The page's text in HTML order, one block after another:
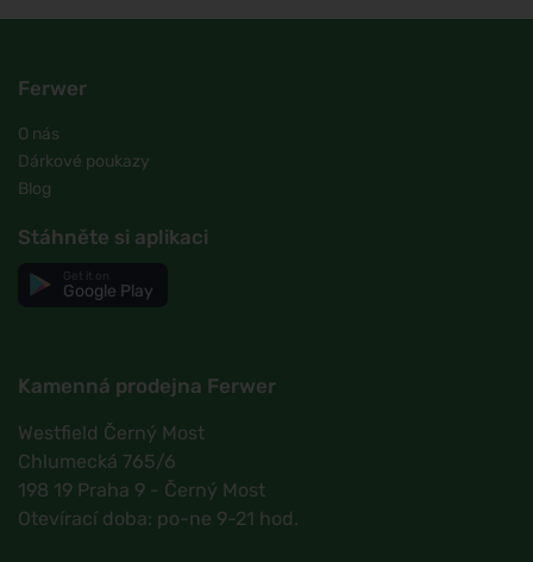
Ferwer
O nás
Dárkové poukazy
Blog
Stáhněte si aplikaci
Google Play
Kamenná prodejna Ferwer
Westfield Černý Most
Chlumecká 765/6
198 19 Praha 9 - Černý Most
Otevírací doba: po-ne 9-21 hod.